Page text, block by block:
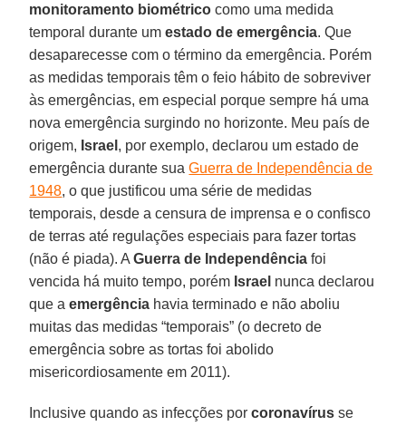
monitoramento biométrico como uma medida
temporal durante um estado de emergência. Que
desaparecesse com o término da emergência. Porém
as medidas temporais têm o feio hábito de sobreviver
às emergências, em especial porque sempre há uma
nova emergência surgindo no horizonte. Meu país de
origem, Israel , por exemplo, declarou um estado de
emergência durante suaGuerra de Independência de
1948, o que justificou uma série de medidas
temporais, desde a censura de imprensa e o confisco
de terras até regulações especiais para fazer tortas
(não é piada). AGuerra de Independência foi
vencida há muito tempo, porém Israel nunca declarou
que aemergência havia terminado e não aboliu
muitas das medidas “temporais” (o decreto de
emergência sobre as tortas foi abolido
misericordiosamente em 2011).
Inclusive quando as infecções porcoronavírus se